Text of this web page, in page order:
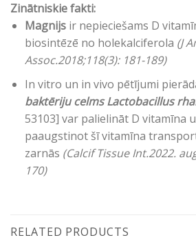
Zinātniskie fakti:
Magnijsir nepieciešams D
biosintēzē no holekalciferola (J
Assoc.2018;118(3): 181-189)
In vitro un in vivo pētījumi
baktēriju celms Lactobacillus
53103] var palielināt D vitamīna
paaugstinot šī vitamīna
zarnās (Calcif Tissue Int.2022.
170)
RELATED PRODUCTS